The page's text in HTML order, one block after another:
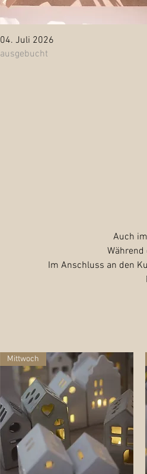
04. Juli 2026
ausgebucht
Mittwoch
Auch
Im Anschluss an den